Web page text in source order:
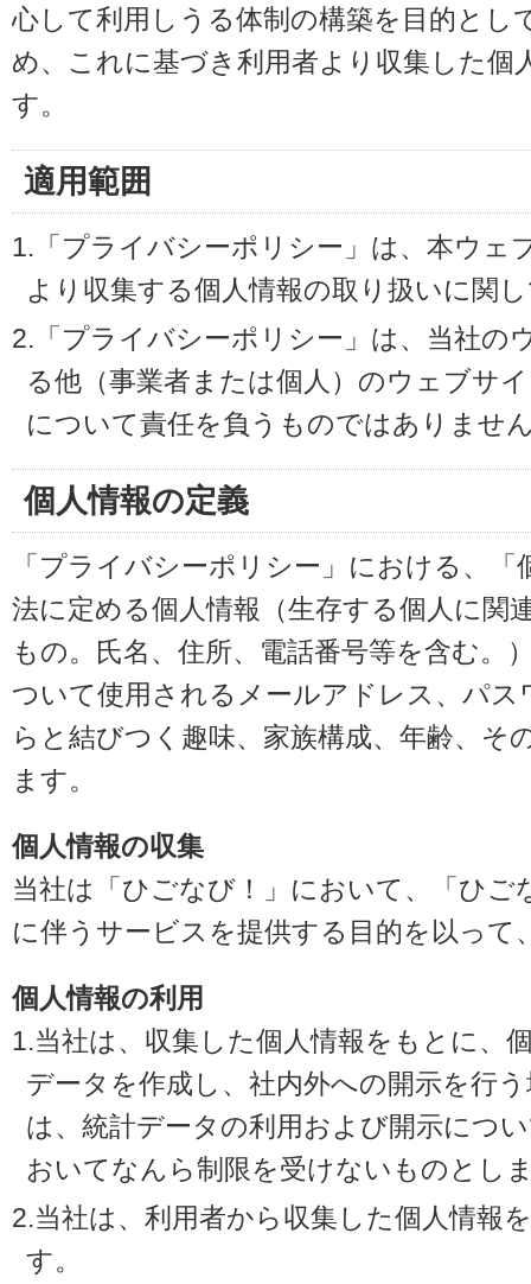
心して利用しうる体制の構築を目的とし
め、これに基づき利用者より収集した個
す。
適用範囲
1.「プライバシーポリシー」は、本ウェ
より収集する個人情報の取り扱いに関
2.「プライバシーポリシー」は、当社の
る他（事業者または個人）のウェブサ
について責任を負うものではありませ
個人情報の定義
「プライバシーポリシー」における、
法に定める個人情報（生存する個人に関
もの。氏名、住所、電話番号等を含む。
ついて使用されるメールアドレス、パ
らと結びつく趣味、家族構成、年齢、そ
ます。
個人情報の収集
当社は「ひごなび！」において、「ひ
に伴うサービスを提供する目的を以って
個人情報の利用
1.当社は、収集した個人情報をもとに、
データを作成し、社内外への開示を行
は、統計データの利用および開示につ
おいてなんら制限を受けないものとし
2.当社は、利用者から収集した個人情報
す。